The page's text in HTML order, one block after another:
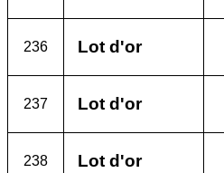
236 Lot d'or
237 Lot d'or
238 Lot d'or